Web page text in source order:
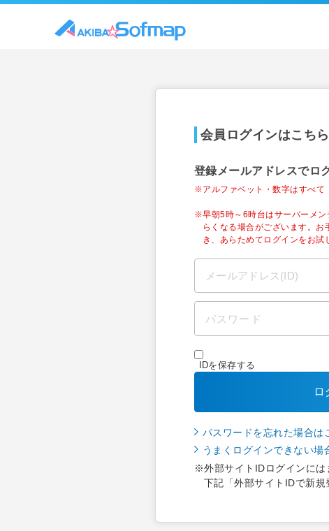
会員ログインはこちら
登録メールアドレスでロ
※アルファベット・数字はすべて
※早朝5時～6時台はサーバーメ
らくなる場合がございます。
き、あらためてログインをお試
IDを保存する
ロ
パスワードを忘れた場合は
うまくログインできない場
※外部サイトIDログインには
下記「外部サイトIDで新規